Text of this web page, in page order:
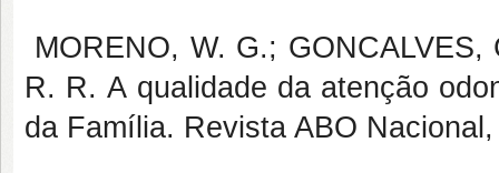
MORENO, W. G.;
R. R. A qualidade da atenção
da Família. Revista ABO